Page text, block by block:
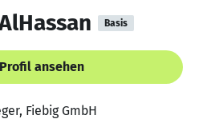
Basis
ansehen
Fiebig GmbH